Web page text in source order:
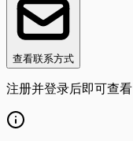
查看联系方式
注册并登录后即可查看